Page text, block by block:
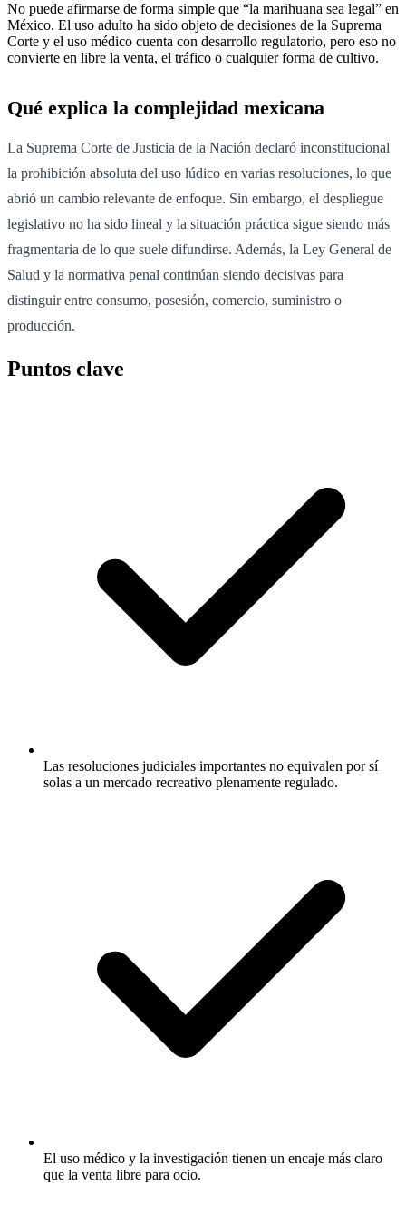
No puede afirmarse de forma simple que “la marihuana sea legal” en
México. El uso adulto ha sido objeto de decisiones de la Suprema
Corte y el uso médico cuenta con desarrollo regulatorio, pero eso no
convierte en libre la venta, el tráfico o cualquier forma de cultivo.
Qué explica la complejidad mexicana
La Suprema Corte de Justicia de la Nación declaró inconstitucional
la prohibición absoluta del uso lúdico en varias resoluciones, lo que
abrió un cambio relevante de enfoque. Sin embargo, el despliegue
legislativo no ha sido lineal y la situación práctica sigue siendo más
fragmentaria de lo que suele difundirse. Además, la Ley General de
Salud y la normativa penal continúan siendo decisivas para
distinguir entre consumo, posesión, comercio, suministro o
producción.
Puntos clave
Las resoluciones judiciales importantes no equivalen por sí
solas a un mercado recreativo plenamente regulado.
El uso médico y la investigación tienen un encaje más claro
que la venta libre para ocio.